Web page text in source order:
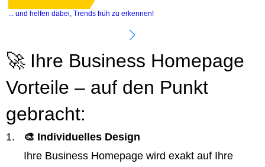
... und helfen dabei, Trends früh zu erkennen!
🚀 Ihre Business Homepage
Vorteile – auf den Punkt
gebracht:
🎨 Individuelles Design
Ihre Business Homepage wird exakt auf Ihre